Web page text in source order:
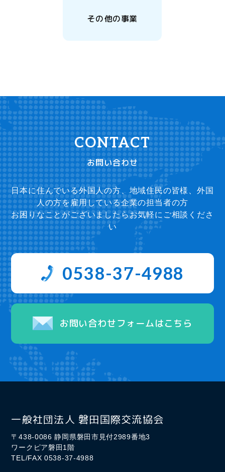
その他の事業
お問い合わせ
日本に住んでいる外国人の方、地域住民の皆様、外国
人の方を雇用している企業の担当者の方
お困りなことがございましたらお気軽にご相談くださ
い
0538-37-4988
お問い合わせフォームはこちら
一般社団法人 磐田国際交流協会
〒438-0086 静岡県磐田市見付2989番地3
ワークピア磐田1階
TEL/FAX 0538-37-4988